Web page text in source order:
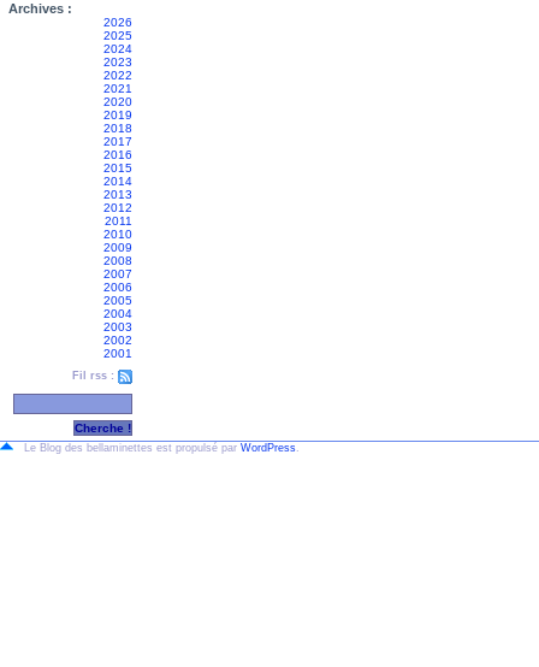
Archives :
2026
2025
2024
2023
2022
2021
2020
2019
2018
2017
2016
2015
2014
2013
2012
2011
2010
2009
2008
2007
2006
2005
2004
2003
2002
2001
Fil rss :
Le Blog des bellaminettes est propulsé par WordPress.